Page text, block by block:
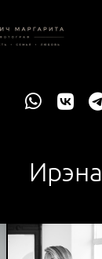
Ирэна